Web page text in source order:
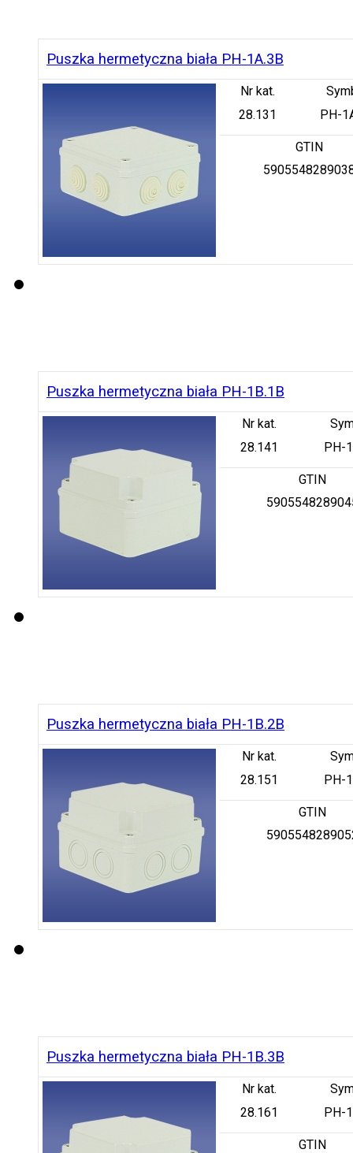
Puszka hermetyczna biała PH-1A.3B
Nr kat.
28.131
PH-
GTIN
Puszka hermetyczna biała PH-1B.1B
Nr kat.
28.141
PH-
GTIN
Puszka hermetyczna biała PH-1B.2B
Nr kat.
28.151
PH-
GTIN
Puszka hermetyczna biała PH-1B.3B
Nr kat.
28.161
PH-
GTIN